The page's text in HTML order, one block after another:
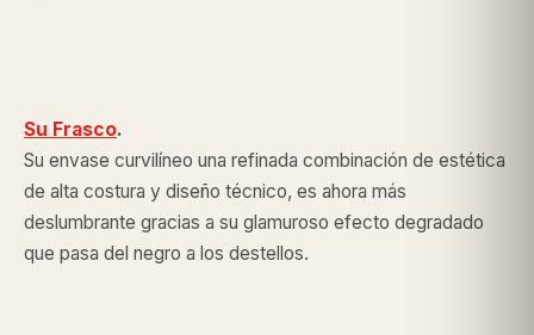
Su Frasco.
Su envase curvilíneo una refinada combinación de estética
de alta costura y diseño técnico, es ahora más
deslumbrante gracias a su glamuroso efecto degradado
que pasa del negro a los destellos.